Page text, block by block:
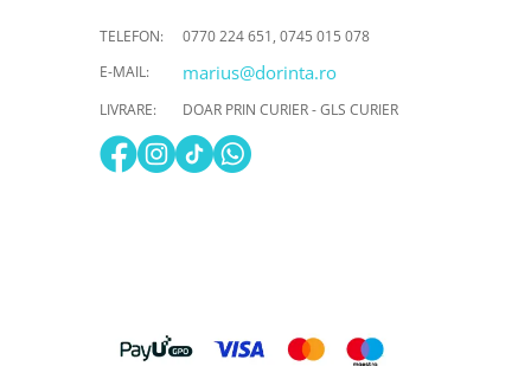
TELEFON: 0770 224 651, 0745 015 078
E-MAIL:
marius@dorinta.ro
LIVRARE: DOAR PRIN CURIER - GLS CURIER